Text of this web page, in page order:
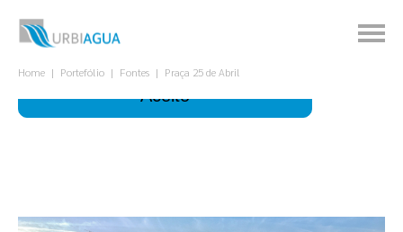
experiência.
Aceito
Home Portefólio Fontes Praça 25 de Abril